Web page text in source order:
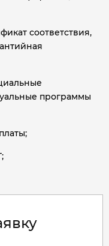
соответствия,
программы